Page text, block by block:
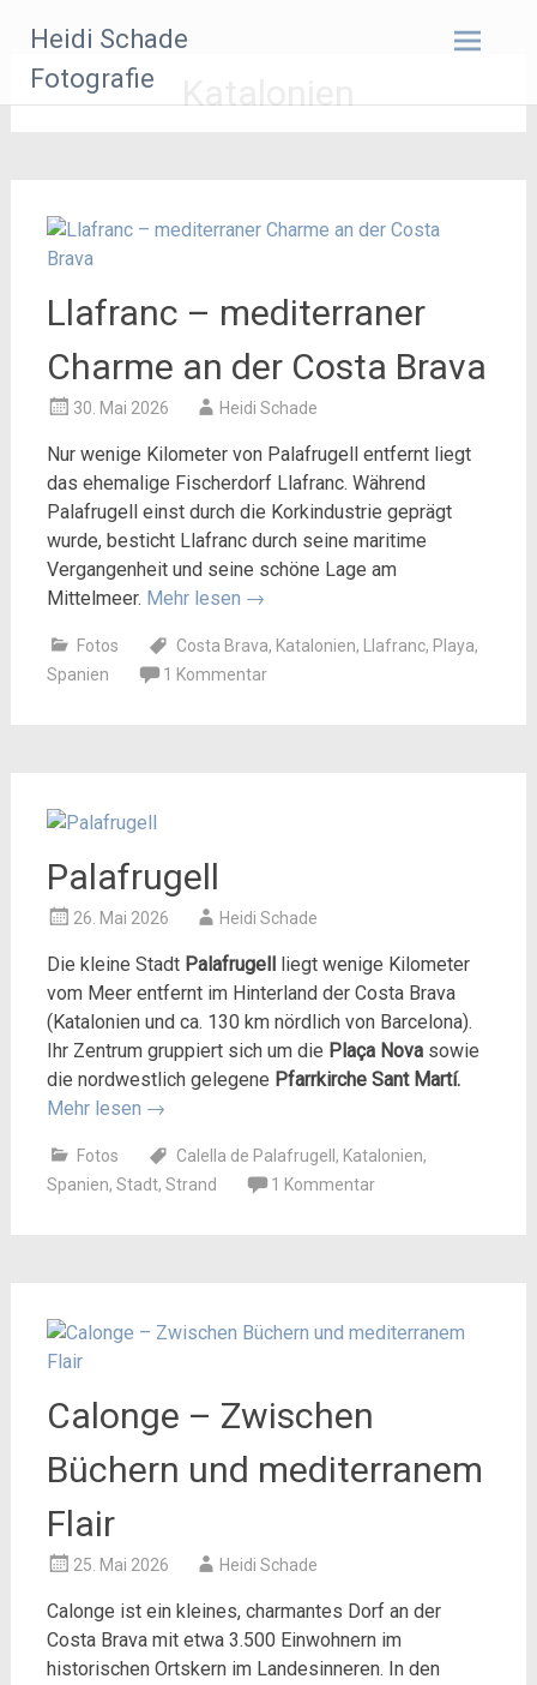
Inhalt
springen
Heidi Schade
Fotografie
Katalonien
Llafranc – mediterraner
Charme an der Costa Brava
30. Mai 2026 Heidi Schade
Nur wenige Kilometer von Palafrugell entfernt liegt
das ehemalige Fischerdorf Llafranc. Während
Palafrugell einst durch die Korkindustrie geprägt
wurde, besticht Llafranc durch seine maritime
Vergangenheit und seine schöne Lage am
Mittelmeer. Mehr lesen →
Fotos Costa Brava, Katalonien, Llafranc, Playa,
Spanien
1 Kommentar
Palafrugell
26. Mai 2026 Heidi Schade
Die kleine Stadt Palafrugellliegt wenige Kilometer
vom Meer entfernt im Hinterland der Costa Brava
(Katalonien und ca. 130 km nördlich von Barcelona).
Ihr Zentrum gruppiert sich um die Plaça Novasowie
die nordwestlich gelegene Pfarrkirche Sant Martí.
Mehr lesen →
Fotos Calella de Palafrugell , Katalonien,
Spanien, Stadt, Strand 1 Kommentar
Calonge – Zwischen
Büchern und mediterranem
Flair
25. Mai 2026 Heidi Schade
Calonge ist ein kleines, charmantes Dorf an der
Costa Brava mit etwa 3.500 Einwohnern im
historischen Ortskern im Landesinneren. In den